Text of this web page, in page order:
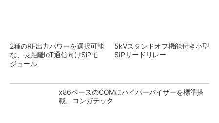
2種のRF出力パワーを選択可能
な、長距離IoT通信向けSiPモ
ジュール
5kVスタンドオフ機能付き小型
SIPリードリレー
x86ベースのCOMにハイパーバイザーを標準搭
載、コンガテック